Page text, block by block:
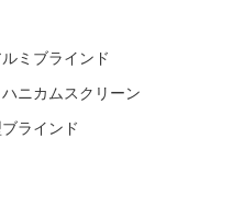
ルミブラインド
ハニカムスクリーン
ラインド